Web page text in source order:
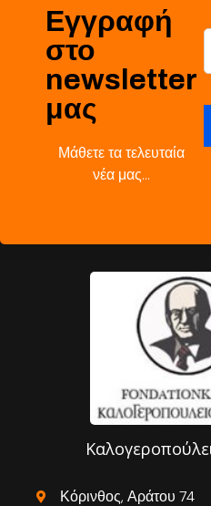
Εγγραφή
στο
newsletter
μας
Μάθετε τα τελευταία
νέα μας…
Κόρινθος, Αράτου 74